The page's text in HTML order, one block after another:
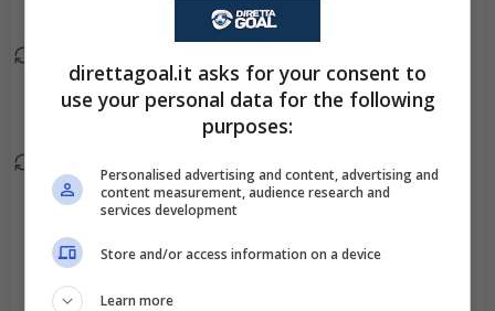
76'
Sead Kolasinac esce ed
entra Honest Ahanor.
76'
Davide Zappacosta
esce ed entra Lazar
Samardzic.
direttagoal.it asks for your consent to
use your personal data for the following
purposes:
Personalised advertising and content, advertising and
content measurement, audience research and
services development
Store and/or access information on a device
Learn more